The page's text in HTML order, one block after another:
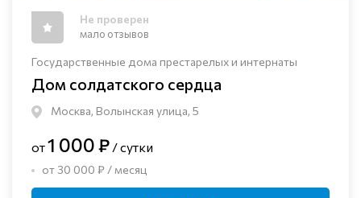
Государственные дома престарелых и интернаты
Дом солдатского сердца
Москва, Волынская улица, 5
Не проверен
мало отзывов
от1 000 ₽ / сутки
от 30 000 ₽ / месяц